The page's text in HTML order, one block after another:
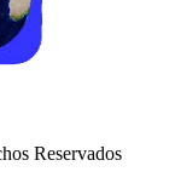
Reservados